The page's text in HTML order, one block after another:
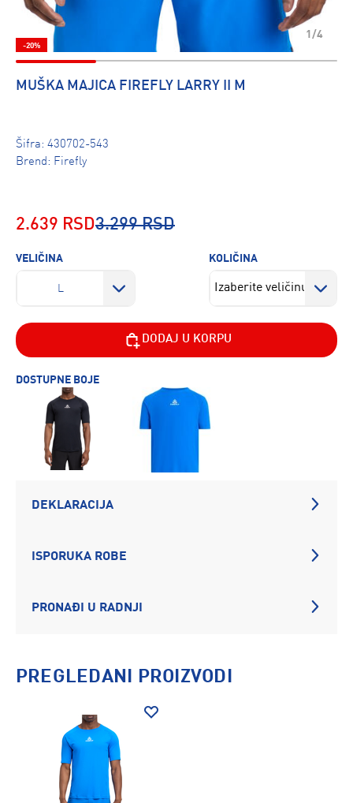
1/4
-20%
MUŠKA MAJICA FIREFLY LARRY II M
Šifra: 430702-543
Brend: Firefly
2.639 RSD3.299 RSD
VELIČINA
L
KOLIČINA
DODAJ U KORPU
DOSTUPNE BOJE
DEKLARACIJA
ISPORUKA ROBE
PRONAĐI U RADNJI
PREGLEDANI PROIZVODI